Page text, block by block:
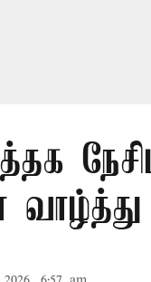
வாழ்த்து